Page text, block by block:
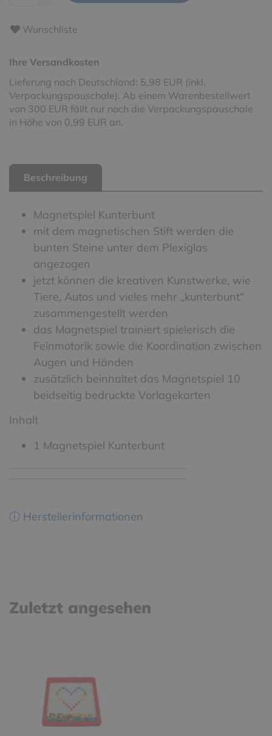
Wunschliste
Ihre Versandkosten
Lieferung nach Deutschland: 5,98 EUR (inkl.
Verpackungspauschale). Ab einem Warenbestellwert
von 300 EUR fällt nur noch die Verpackungspauschale
in Höhe von 0,99 EUR an.
Beschreibung
Magnetspiel Kunterbunt
mit dem magnetischen Stift werden die
bunten Steine unter dem Plexiglas
angezogen
jetzt können die kreativen Kunstwerke, wie
Tiere, Autos und vieles mehr „kunterbunt“
zusammengestellt werden
das Magnetspiel trainiert spielerisch die
Feinmotorik sowie die Koordination zwischen
Augen und Händen
zusätzlich beinhaltet das Magnetspiel 10
beidseitig bedruckte Vorlagekarten
Inhalt
1 Magnetspiel Kunterbunt
ⓘ Herstellerinformationen
Zuletzt angesehen